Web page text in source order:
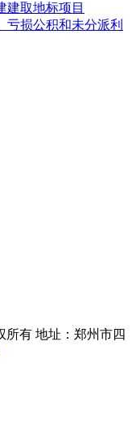
建取地标项目
亏损公积和未分派利
所有 地址：郑州市四